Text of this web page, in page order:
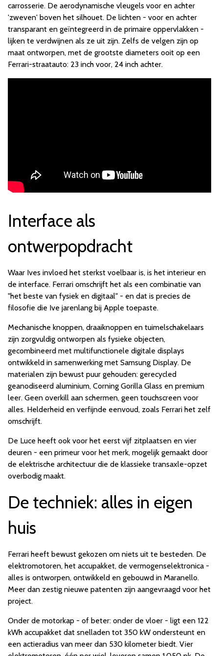
carrosserie. De aerodynamische vleugels voor en achter
'zweven' boven het silhouet. De lichten - voor en achter
transparant en geïntegreerd in de primaire oppervlakken -
lijken te verdwijnen als ze uit zijn. Zelfs de velgen zijn op
maat ontworpen, met de grootste diameters ooit op een
Ferrari-straatauto: 23 inch voor, 24 inch achter.
Interface als
ontwerpopdracht
Waar Ives invloed het sterkst voelbaar is, is het interieur en
de interface. Ferrari omschrijft het als een combinatie van
"het beste van fysiek en digitaal" - en dat is precies de
filosofie die Ive jarenlang bij Apple toepaste.
Mechanische knoppen, draaiknoppen en tuimelschakelaars
zijn zorgvuldig ontworpen als fysieke objecten,
gecombineerd met multifunctionele digitale displays
ontwikkeld in samenwerking met Samsung Display. De
materialen zijn bewust puur gehouden: gerecycled
geanodiseerd aluminium, Corning Gorilla Glass en premium
leer. Geen overkill aan schermen, geen touchscreen voor
alles. Helderheid en verfijnde eenvoud, zoals Ferrari het zelf
omschrijft.
De Luce heeft ook voor het eerst vijf zitplaatsen en vier
deuren - een primeur voor het merk, mogelijk gemaakt door
de elektrische architectuur die de klassieke transaxle-opzet
overbodig maakt.
De techniek: alles in eigen
huis
Ferrari heeft bewust gekozen om niets uit te besteden. De
elektromotoren, het accupakket, de vermogenselektronica -
alles is ontworpen, ontwikkeld en gebouwd in Maranello.
Meer dan zestig nieuwe patenten zijn aangevraagd voor het
project.
Onder de motorkap - of beter: onder de vloer - ligt een 122
kWh accupakket dat snelladen tot 350 kW ondersteunt en
een actieradius van meer dan 530 kilometer biedt. Vier